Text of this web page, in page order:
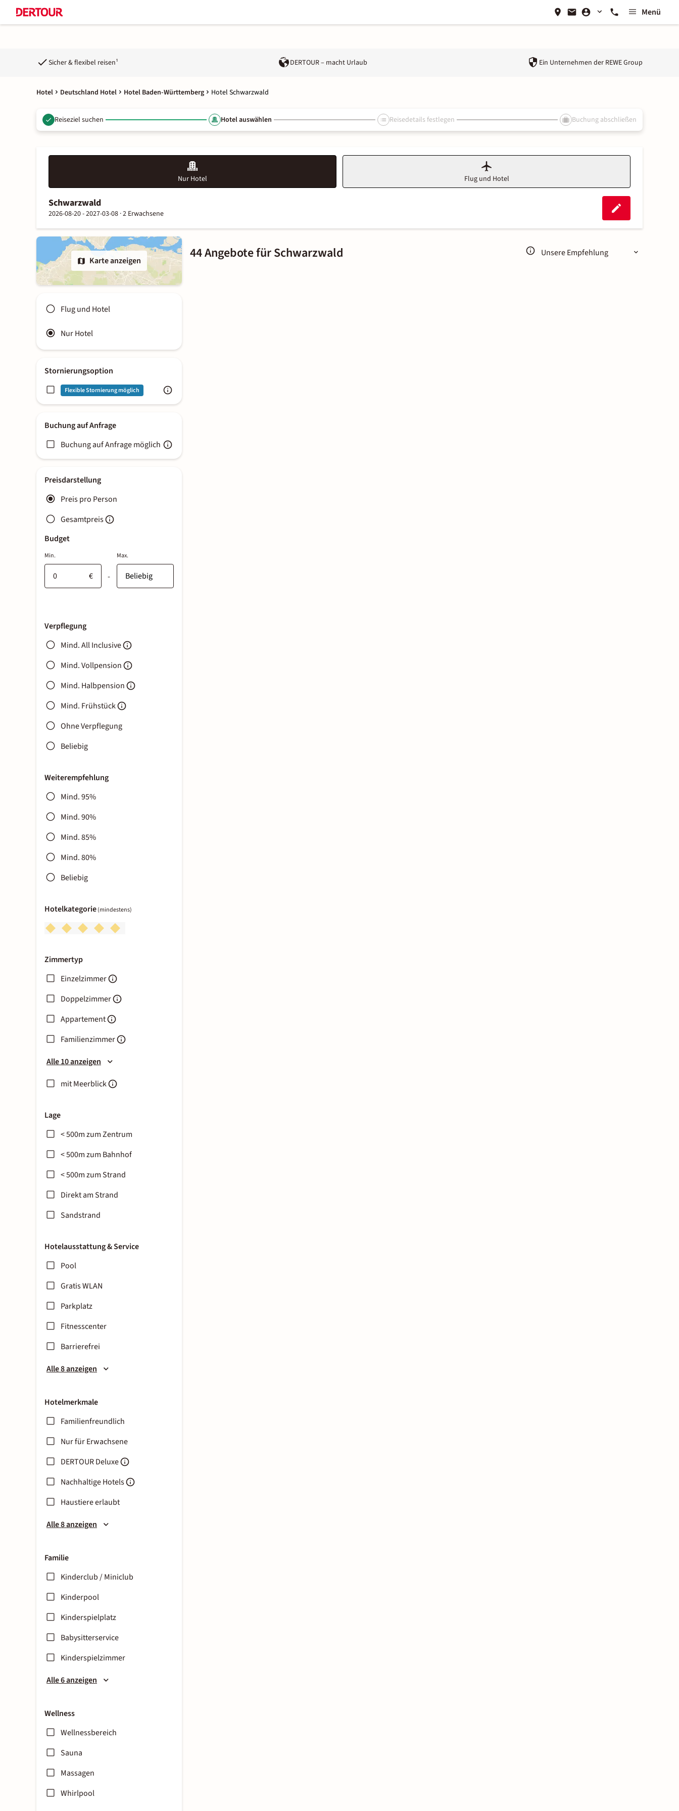
Menü
Sicher & flexibel reisen¹ DERTOUR – macht Urlaub Ein Unternehmen der REWE Group
Hotel Deutschland Hotel Hotel Baden-Württemberg Hotel Schwarzwald
Reiseziel suchen Hotel auswählen Reisedetails festlegen Buchung abschließen
Nur Hotel Flug und Hotel
Schwarzwald
2026-08-20 - 2027-03-08 ·2 Erwachsene
Karte anzeigen
Flug und Hotel
Nur Hotel
Stornierungsoption
Flexible Stornierung möglich
Buchung auf Anfrage
Buchung auf Anfrage möglich
Preisdarstellung
Preis pro Person
Gesamtpreis
Budget
Min.
€ -
Max.
Verpflegung
Mind. All Inclusive
Mind. Vollpension
Mind. Halbpension
Mind. Frühstück
Ohne Verpflegung
Beliebig
Weiterempfehlung
Mind. 95%
Mind. 90%
Mind. 85%
Mind. 80%
Beliebig
Hotelkategorie(mindestens)
Zimmertyp
Einzelzimmer
Doppelzimmer
Appartement
Familienzimmer
Alle 10 anzeigen
mit Meerblick
Lage
< 500m zum Zentrum
< 500m zum Bahnhof
< 500m zum Strand
Direkt am Strand
Sandstrand
Hotelausstattung & Service
Pool
Gratis WLAN
Parkplatz
Fitnesscenter
Barrierefrei
Alle 8 anzeigen
Hotelmerkmale
Familienfreundlich
Nur für Erwachsene
DERTOUR Deluxe
Nachhaltige Hotels
Haustiere erlaubt
Alle 8 anzeigen
Familie
Kinderclub / Miniclub
Kinderpool
Kinderspielplatz
Babysitterservice
Kinderspielzimmer
Alle 6 anzeigen
Wellness
Wellnessbereich
Sauna
Massagen
Whirlpool
44 Angebote für Schwarzwald